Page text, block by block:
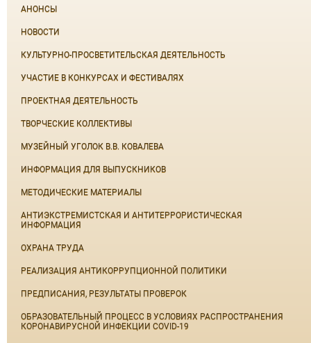
АНОНСЫ
НОВОСТИ
КУЛЬТУРНО-ПРОСВЕТИТЕЛЬСКАЯ ДЕЯТЕЛЬНОСТЬ
УЧАСТИЕ В КОНКУРСАХ И ФЕСТИВАЛЯХ
ПРОЕКТНАЯ ДЕЯТЕЛЬНОСТЬ
ТВОРЧЕСКИЕ КОЛЛЕКТИВЫ
МУЗЕЙНЫЙ УГОЛОК В.В. КОВАЛЕВА
ИНФОРМАЦИЯ ДЛЯ ВЫПУСКНИКОВ
МЕТОДИЧЕСКИЕ МАТЕРИАЛЫ
АНТИЭКСТРЕМИСТСКАЯ И АНТИТЕРРОРИСТИЧЕСКАЯ
ИНФОРМАЦИЯ
ОХРАНА ТРУДА
РЕАЛИЗАЦИЯ АНТИКОРРУПЦИОННОЙ ПОЛИТИКИ
ПРЕДПИСАНИЯ, РЕЗУЛЬТАТЫ ПРОВЕРОК
ОБРАЗОВАТЕЛЬНЫЙ ПРОЦЕСС В УСЛОВИЯХ РАСПРОСТРАНЕНИЯ
КОРОНАВИРУСНОЙ ИНФЕКЦИИ COVID-19